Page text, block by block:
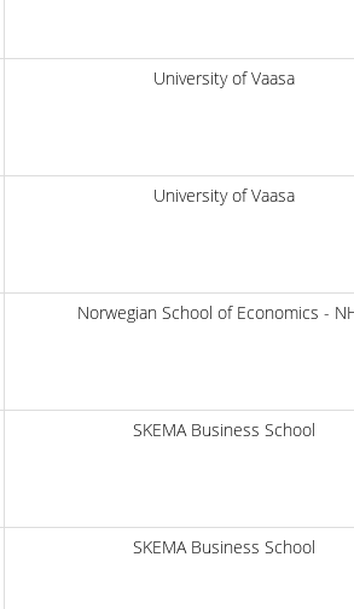
University of Vaasa
University of Vaasa
Norwegian School of Economics -
SKEMA Business School
SKEMA Business School